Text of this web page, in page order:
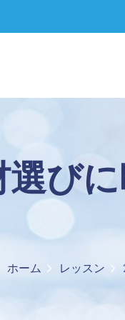
び
ホーム レッスン